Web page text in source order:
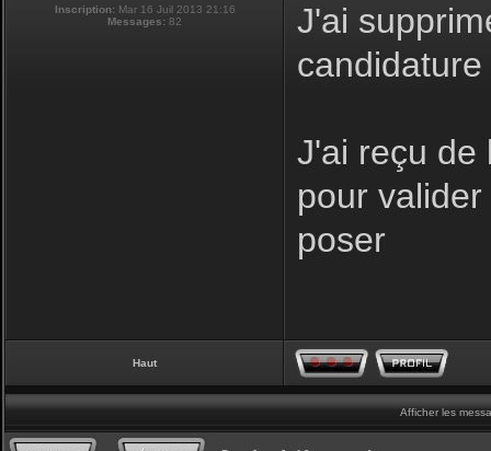
Inscription: Mar 16 Juil 2013 21:16
Messages: 82
J'ai
J'ai reçu de
pour
poser
Haut
Afficher les